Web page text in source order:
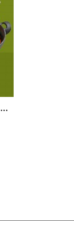
[7+7 특가] 오늘은 현미밥 15종 골라담기